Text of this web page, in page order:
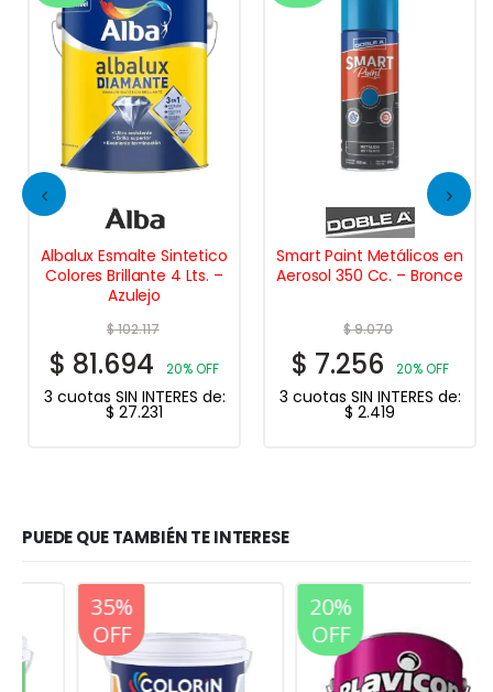
Albalux Esmalte Sintetico
Colores Brillante 4 Lts. –
Azulejo
$102.117
$ 81.694 20% OFF
3 cuotas SIN INTERES de:
$ 27.231
Smart Paint Metálicos en
Aerosol 350 Cc. – Bronce
$9.070
$ 7.256 20% OFF
3 cuotas SIN INTERES de:
$ 2.419
PUEDE QUE TAMBIÉN TE INTERESE
OFF
OFF
OFF